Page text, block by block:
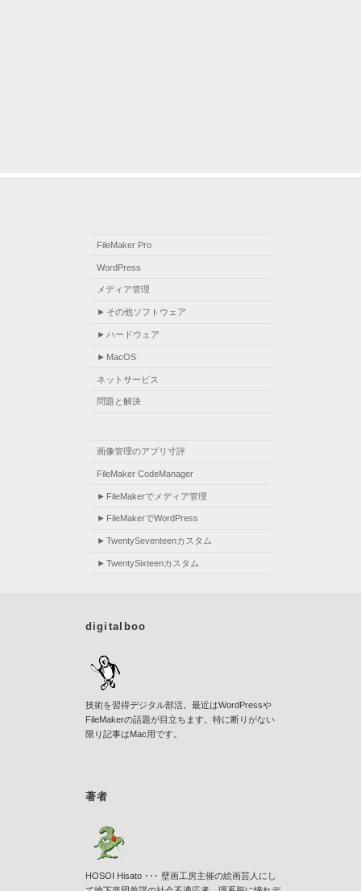
FileMaker Pro
WordPress
メディア管理
その他ソフトウェア
ハードウェア
MacOS
ネットサービス
問題と解決
画像管理のアプリ寸評
FileMaker CodeManager
FileMakerでメディア管理
FileMakerでWordPress
TwentySeventeenカスタム
TwentySixteenカスタム
digitalboo
技術を習得デジタル部活。最近はWordPressや
FileMakerの話題が目立ちます。特に断りがない
限り記事はMac用です。
著者
HOSOI Hisato ･･･ 壁画工房主催の絵画芸人にし